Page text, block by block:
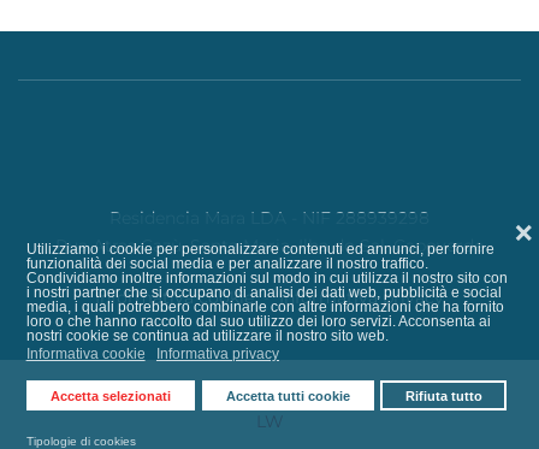
Utilizziamo i cookie per personalizzare contenuti ed annunci, per fornire
funzionalità dei social media e per analizzare il nostro traffico.
Condividiamo inoltre informazioni sul modo in cui utilizza il nostro sito con
i nostri partner che si occupano di analisi dei dati web, pubblicità e social
media, i quali potrebbero combinarle con altre informazioni che ha fornito
loro o che hanno raccolto dal suo utilizzo dei loro servizi. Acconsenta ai
nostri cookie se continua ad utilizzare il nostro sito web.
Informativa cookie
Informativa privacy
Accetta selezionati Accetta tutti cookie Rifiuta tutto
❌
Tipologie di cookies
Residencia Mara LDA - NIF 288939298
Rua Atras Cazù, Santa Maria, Ilha do Sal, Capoverde
Informativa cookie-Informativa privacy
LW